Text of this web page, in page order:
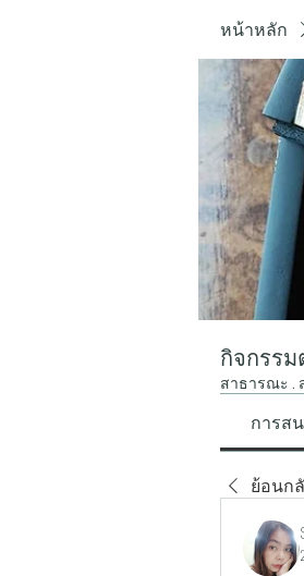
หน้าหลัก
กิจกรรม
สาธารณะ ·
การส
ย้อนก